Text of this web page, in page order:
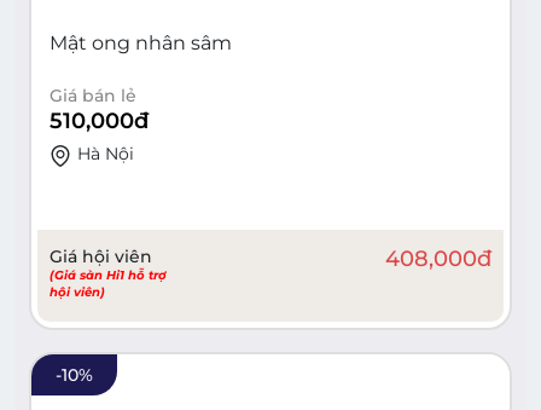
Mật ong nhân sâm
Giá bán lẻ
510,000đ
Hà Nội
Giá hội viên
(Giá sàn Hi1 hỗ trợ
hội viên)
408,000đ
-10%